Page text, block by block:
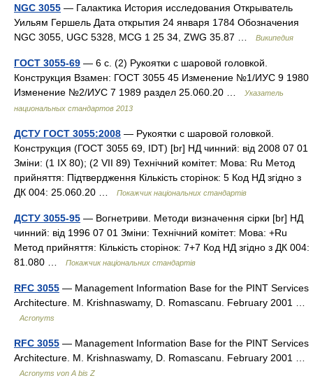
NGC 3055 — Галактика История исследования Открыватель
Уильям Гершель Дата открытия 24 января 1784 Обозначения
NGC 3055, UGC 5328, MCG 1 25 34, ZWG 35.87 …
Википедия
ГОСТ 3055-69 — 6 с. (2) Рукоятки с шаровой головкой.
Конструкция Взамен: ГОСТ 3055 45 Изменение №1/ИУС 9 1980
Изменение №2/ИУС 7 1989 раздел 25.060.20 …
Указатель
национальных стандартов 2013
ДСТУ ГОСТ 3055:2008 — Рукоятки с шаровой головкой.
Конструкция (ГОСТ 3055 69, IDT) [br] НД чинний: від 2008 07 01
Зміни: (1 IX 80); (2 VII 89) Технічний комітет: Мова: Ru Метод
прийняття: Підтвердження Кількість сторінок: 5 Код НД згідно з
ДК 004: 25.060.20 …
Покажчик національних стандартів
ДСТУ 3055-95 — Вогнетриви. Методи визначення сірки [br] НД
чинний: від 1996 07 01 Зміни: Технічний комітет: Мова: +Ru
Метод прийняття: Кількість сторінок: 7+7 Код НД згідно з ДК 004:
81.080 …
Покажчик національних стандартів
RFC 3055 — Management Information Base for the PINT Services
Architecture. M. Krishnaswamy, D. Romascanu. February 2001 …
Acronyms
RFC 3055 — Management Information Base for the PINT Services
Architecture. M. Krishnaswamy, D. Romascanu. February 2001 …
Acronyms von A bis Z